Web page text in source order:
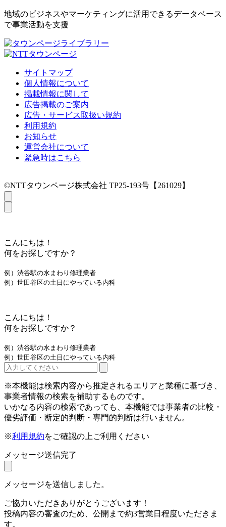
地域のビジネスやマーケティングに活用できるデータベース
で事業活動を支援
サイトマップ
個人情報について
掲載情報に関して
広告掲載のご案内
広告・サービス取扱い規約
利用規約
お知らせ
運営会社について
緊急時はこちら
©NTTタウンページ株式会社 TP25-193号【261029】
こんにちは！
何をお探しですか？
例）渋谷駅の水まわり修理業者
例）世田谷区の土日にやっている内科
こんにちは！
何をお探しですか？
例）渋谷駅の水まわり修理業者
例）世田谷区の土日にやっている内科
※本機能は検索内容から推定されるエリアと業種に基づき、
事業者情報の検索を補助するものです。
いかなる内容の検索であっても、本機能では事業者の比較・
優劣評価・断定的判断・専門的判断は行いません。
※利用規約をご確認の上ご利用ください
メッセージ送信完了
メッセージを送信しました。
ご協力いただきありがとうございます！
投稿内容の審査のため、公開まで約3営業日程度いただきま
す。